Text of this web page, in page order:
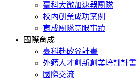
臺科大微加速器團隊
校內創業成功案例
育成團隊亮眼事蹟
國際育成
臺科赴矽谷計畫
外籍人才創新創業培訓計畫
國際交流